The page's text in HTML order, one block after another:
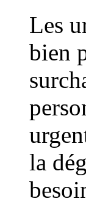
Les
bien
la